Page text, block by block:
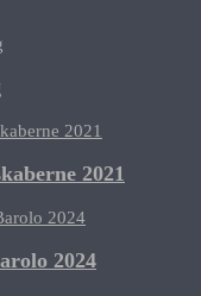
2021
2024